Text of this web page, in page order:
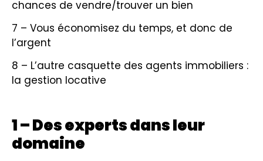
chances de vendre/trouver un bien
7 – Vous économisez du temps, et donc de
l’argent
8 – L’autre casquette des agents immobiliers :
la gestion locative
1 – Des experts dans leur
domaine